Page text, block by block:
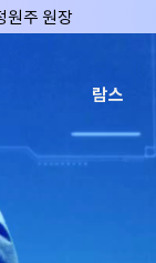
원주 원장
장(3년 연속)
병원🏆
병원🏆
달성🏆
건🏆
람스